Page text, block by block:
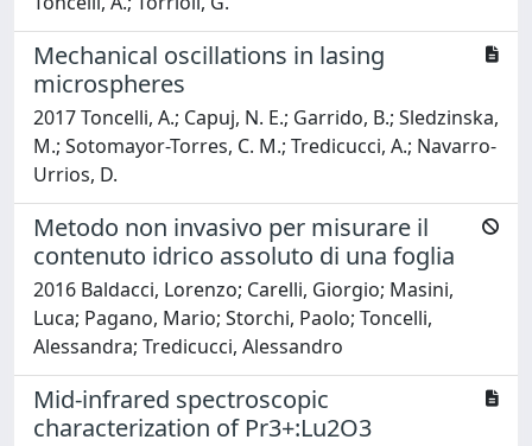
Mechanical oscillations in lasing
microspheres
2017 Toncelli, A.; Capuj, N. E.; Garrido, B.; Sledzinska,
M.; Sotomayor-Torres, C. M.; Tredicucci, A.; Navarro-
Urrios, D.
Metodo non invasivo per misurare il
contenuto idrico assoluto di una foglia
2016 Baldacci, Lorenzo; Carelli, Giorgio; Masini,
Luca; Pagano, Mario; Storchi, Paolo; Toncelli,
Alessandra; Tredicucci, Alessandro
Mid-infrared spectroscopic
characterization of Pr3+:Lu2O3